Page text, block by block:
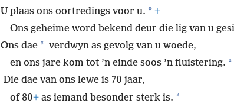
U plaas ons oortredings voor u. * +
Ons geheime word bekend deur die lig van u
Ons dae * verdwyn as gevolg van u woede,
en ons jare kom tot ’n einde soos ’n fluistering. *
Die dae van ons lewe is 70 jaar,
of 80+ as iemand besonder sterk is. *